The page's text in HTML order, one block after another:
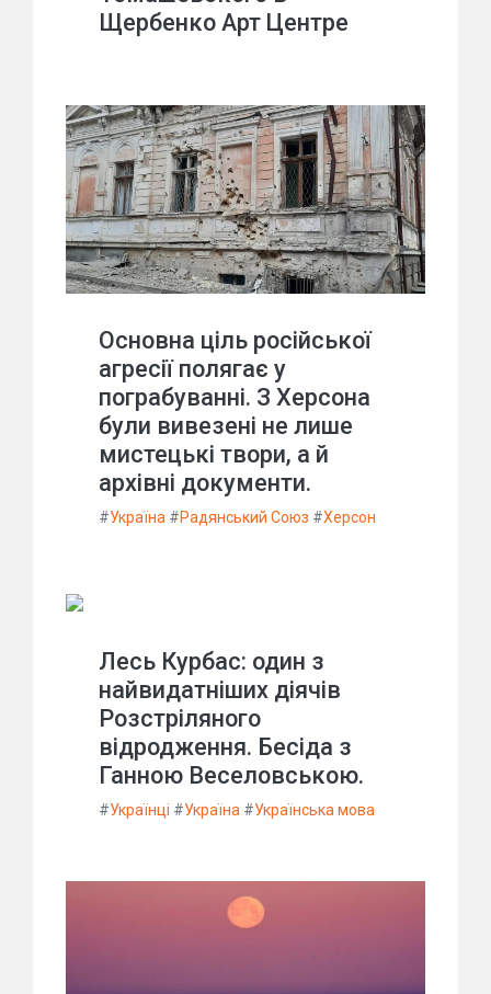
Щербенко Арт Центре
Основна ціль російської
агресії полягає у
пограбуванні. З Херсона
були вивезені не лише
мистецькі твори, а й
архівні документи.
#Україна #Радянський Союз #Херсон
Лесь Курбас: один з
найвидатніших діячів
Розстріляного
відродження. Бесіда з
Ганною Веселовською.
#Українці #Україна #Українська мова